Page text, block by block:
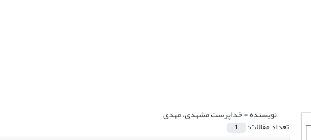
نویسنده =خداپرست مشهدی، مهدی
تعداد مقالات:
1